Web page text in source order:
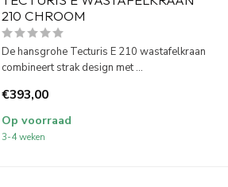
210 CHROOM
De hansgrohe Tecturis E 210 wastafelkraan
combineert strak design met ...
€393,00
Op voorraad
3-4 weken